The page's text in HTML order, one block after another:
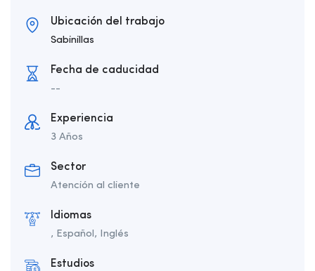
Ubicación del trabajo
Sabinillas
Fecha de caducidad
--
Experiencia
3 Años
Sector
Atención al cliente
Idiomas
, Español, Inglés
Estudios